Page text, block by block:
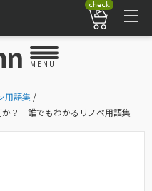
check
MENU
用語集 /
？｜誰でもわかるリノベ用語集